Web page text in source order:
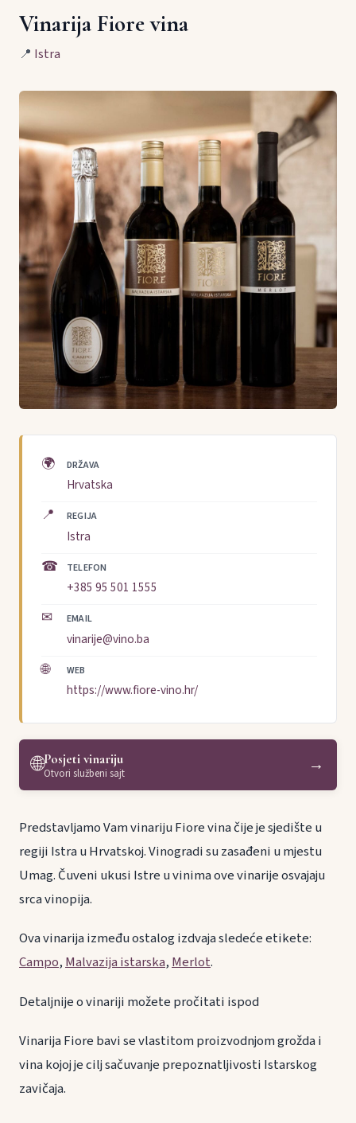
Vinarija Fiore vina
📍 Istra
🌍 DRŽAVA
Hrvatska
📍 REGIJA
Istra
☎ TELEFON
+385 95 501 1555
✉ EMAIL
vinarije@vino.ba
🌐 WEB
https://www.fiore-vino.hr/
🌐Posjeti vinariju
Otvori službeni sajt →
Predstavljamo Vam vinariju Fiore vina čije je sjedište u
regiji Istra u Hrvatskoj. Vinogradi su zasađeni u mjestu
Umag. Čuveni ukusi Istre u vinima ove vinarije osvajaju
srca vinopija.
Ova vinarija između ostalog izdvaja sledeće etikete:
Campo,Malvazija istarska,Merlot.
Detaljnije o vinariji možete pročitati ispod
Vinarija Fiore bavi se vlastitom proizvodnjom grožda i
vina kojoj je cilj sačuvanje prepoznatljivosti Istarskog
zavičaja.